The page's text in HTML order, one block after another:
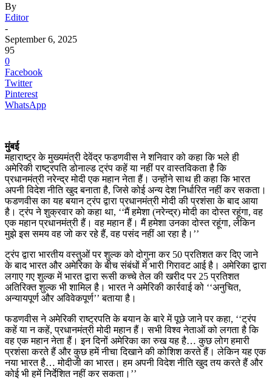
By
Editor
-
September 6, 2025
95
0
Facebook
Twitter
Pinterest
WhatsApp
मुंबई
महाराष्ट्र के मुख्यमंत्री देवेंद्र फडणवीस ने शनिवार को कहा कि भले ही
अमेरिकी राष्ट्रपति डोनाल्ड ट्रंप कहें या नहीं पर वास्तविकता है कि
प्रधानमंत्री नरेन्द्र मोदी एक महान नेता हैं। उन्होंने साथ ही कहा कि भारत
अपनी विदेश नीति खुद बनाता है, जिसे कोई अन्य देश निर्धारित नहीं कर सकता।
फडणवीस का यह बयान ट्रंप द्वारा प्रधानमंत्री मोदी की प्रशंसा के बाद आया
है। ट्रंप ने शुक्रवार को कहा था, ‘‘मैं हमेशा (नरेन्द्र) मोदी का दोस्त रहूंगा, वह
एक महान प्रधानमंत्री हैं। वह महान हैं। मैं हमेशा उनका दोस्त रहूंगा, लेकिन
मुझे इस समय वह जो कर रहे हैं, वह पसंद नहीं आ रहा है।’’
ट्रंप द्वारा भारतीय वस्तुओं पर शुल्क को दोगुना कर 50 प्रतिशत कर दिए जाने
के बाद भारत और अमेरिका के बीच संबंधों में भारी गिरावट आई है। अमेरिका द्वारा
लगाए गए शुल्क में भारत द्वारा रूसी कच्चे तेल की खरीद पर 25 प्रतिशत
अतिरिक्त शुल्क भी शामिल है। भारत ने अमेरिकी कार्रवाई को ‘‘अनुचित,
अन्यायपूर्ण और अविवेकपूर्ण’’ बताया है।
फडणवीस ने अमेरिकी राष्ट्रपति के बयान के बारे में पूछे जाने पर कहा, ‘‘ट्रंप
कहें या न कहें, प्रधानमंत्री मोदी महान हैं। सभी विश्व नेताओं को लगता है कि
वह एक महान नेता हैं। इन दिनों अमेरिका का रुख यह है… कुछ लोग हमारी
प्रशंसा करते हैं और कुछ हमें नीचा दिखाने की कोशिश करते हैं। लेकिन यह एक
नया भारत है… मोदीजी का भारत। हम अपनी विदेश नीति खुद तय करते हैं और
कोई भी हमें निर्देशित नहीं कर सकता।’’